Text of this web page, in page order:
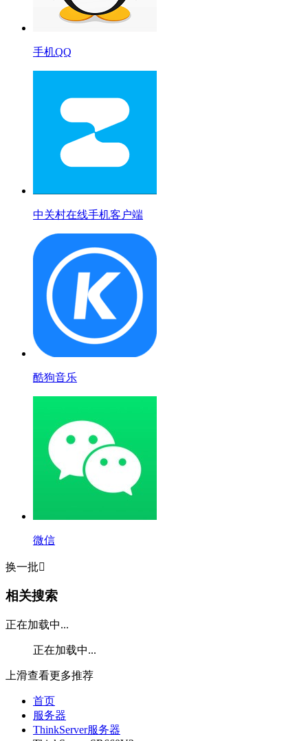
手机QQ
中关村在线手机客户端
酷狗音乐
微信
换一批
相关搜索
正在加载中...
正在加载中...
上滑查看更多推荐
首页
服务器
ThinkServer服务器